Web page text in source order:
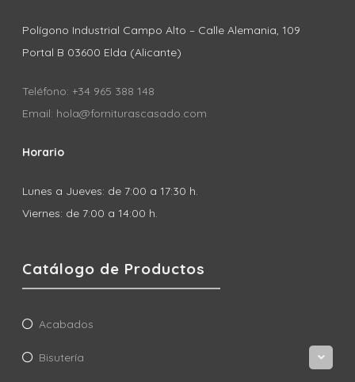
Polígono Industrial Campo Alto – Calle Alemania, 109
Portal B 03600 Elda (Alicante)
Teléfono: +34 965 388 148
Email: hola@forniturascasado.com
Horario
Lunes a Jueves: de 7:00 a 17:30 h.
Viernes: de 7:00 a 14:00 h.
Catálogo de Productos
Acabados
Bisutería